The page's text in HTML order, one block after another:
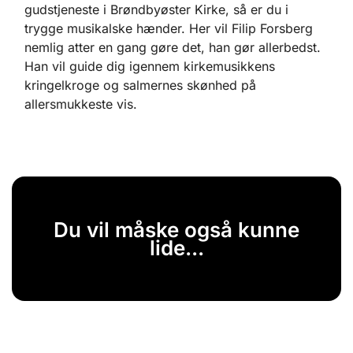
gudstjeneste i Brøndbyøster Kirke, så er du i
trygge musikalske hænder. Her vil Filip Forsberg
nemlig atter en gang gøre det, han gør allerbedst.
Han vil guide dig igennem kirkemusikkens
kringelkroge og salmernes skønhed på
allersmukkeste vis.
Du vil måske også kunne
lide...